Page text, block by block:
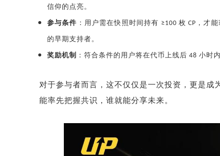
信仰的点亮。
参与条件 ：用户需在快照时间持有 ≥100 枚 CP ，才
的早期支持者。
奖励机制 ：符合条件的用户将在代币上线后 48 小时
对于参与者而言，这不仅仅是一次投资，更是成
能率先把握共识，谁就能分享未来。